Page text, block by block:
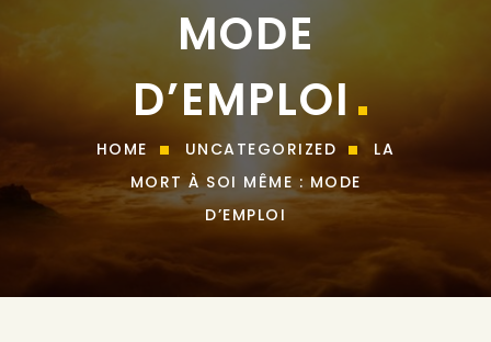
MODE
D’EMPLOI
HOME UNCATEGORIZED
LA
MORT À SOI MÊME : MODE
D’EMPLOI